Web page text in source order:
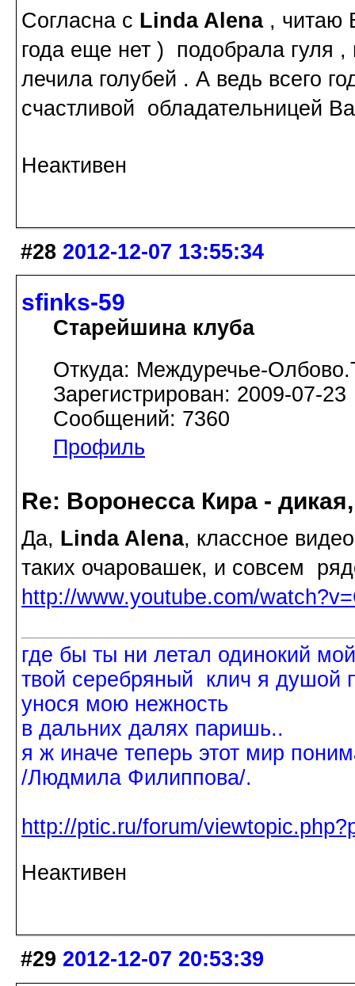
Согласна с Linda Alena, читаю
года еще нет ) подобрала гуля
лечила голубей . А ведь всего
счастливой обладательницей
Неактивен
#28 2012-12-07 13:55:34
sfinks-59
Старейшина клуба
Откуда: Междуречье-
Зарегистрирован: 2009-07-23
Сообщений: 7360
Профиль
Re: Воронесса Кира -
Да, Linda Alena, классное
таких очаровашек, и совсем
http://www.youtube.com/
где бы ты ни летал одинокий
твой серебряный клич я душой
унося мою нежность
в дальних далях паришь..
я ж иначе теперь этот мир
/Людмила Филиппова/.
http://ptic.ru/forum/
Неактивен
#29 2012-12-07 20:53:39